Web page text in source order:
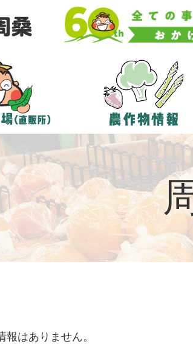
報はありません。